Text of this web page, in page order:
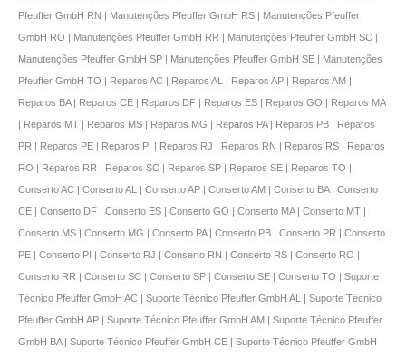
Pfeuffer GmbH RN | Manutenções Pfeuffer GmbH RS | Manutenções Pfeuffer
GmbH RO | Manutenções Pfeuffer GmbH RR | Manutenções Pfeuffer GmbH SC |
Manutenções Pfeuffer GmbH SP | Manutenções Pfeuffer GmbH SE | Manutenções
Pfeuffer GmbH TO | Reparos AC | Reparos AL | Reparos AP | Reparos AM |
Reparos BA | Reparos CE | Reparos DF | Reparos ES | Reparos GO | Reparos MA
| Reparos MT | Reparos MS | Reparos MG | Reparos PA | Reparos PB | Reparos
PR | Reparos PE | Reparos PI | Reparos RJ | Reparos RN | Reparos RS | Reparos
RO | Reparos RR | Reparos SC | Reparos SP | Reparos SE | Reparos TO |
Conserto AC | Conserto AL | Conserto AP | Conserto AM | Conserto BA | Conserto
CE | Conserto DF | Conserto ES | Conserto GO | Conserto MA | Conserto MT |
Conserto MS | Conserto MG | Conserto PA | Conserto PB | Conserto PR | Conserto
PE | Conserto PI | Conserto RJ | Conserto RN | Conserto RS | Conserto RO |
Conserto RR | Conserto SC | Conserto SP | Conserto SE | Conserto TO | Suporte
Técnico Pfeuffer GmbH AC | Suporte Técnico Pfeuffer GmbH AL | Suporte Técnico
Pfeuffer GmbH AP | Suporte Técnico Pfeuffer GmbH AM | Suporte Técnico Pfeuffer
GmbH BA | Suporte Técnico Pfeuffer GmbH CE | Suporte Técnico Pfeuffer GmbH